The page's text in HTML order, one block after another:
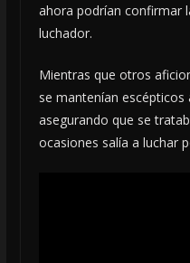
ahora podrían confirmar
luchador.
Mientras que otros
se mantenían escépticos
asegurando que se
ocasiones salía a luchar